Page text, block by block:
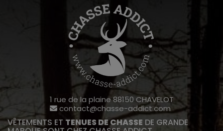
1 rue de la plaine 88150 CHAVELOT
contact@chasse-addict.com
VÊTEMENTS ET TENUES DE CHASSE DE GRANDE